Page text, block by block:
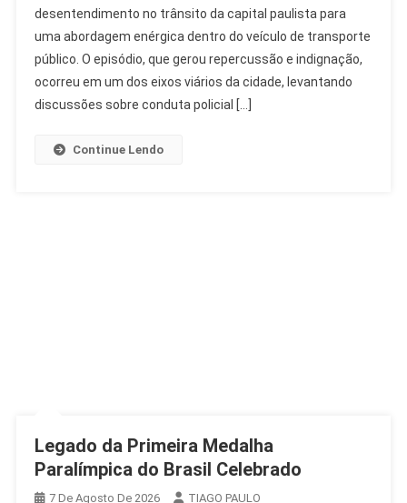
De
Ônibus
Em
SP
Após
desentendimento no trânsito da capital paulista para
uma abordagem enérgica dentro do veículo de transporte
público. O episódio, que gerou repercussão e indignação,
ocorreu em um dos eixos viários da cidade, levantando
discussões sobre conduta policial […]
Continue Lendo
Legado da Primeira Medalha
Paralímpica do Brasil Celebrado
7 De Agosto De 2026
TIAGO PAULO